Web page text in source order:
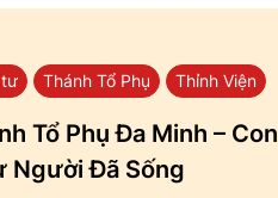
Thánh Tổ Phụ Thỉnh Viện
Tổ Phụ Đa Minh – Con
Người Đã Sống